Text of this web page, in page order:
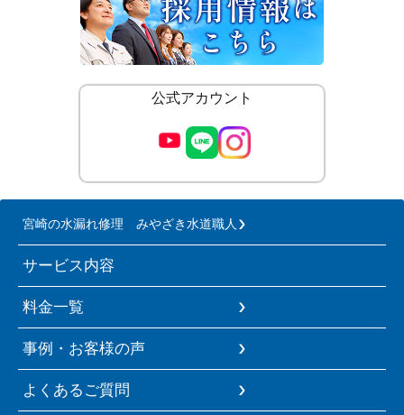
公式アカウント
宮崎の水漏れ修理 みやざき水道職人
サービス内容
料金一覧
事例・お客様の声
よくあるご質問